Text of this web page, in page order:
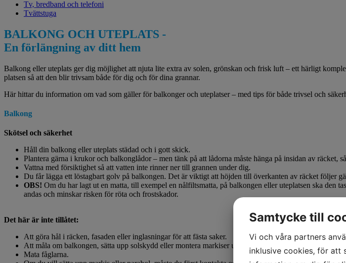
Tv, bredband och telefoni
Tvättstuga
BALKONG OCH UTEPLATS -
En förlängning av ditt hem
Balkong eller uteplats ger dig möjlighet att njuta lite extra av solen, grönskan och frisk luft – ett härligt
platsen så att den blir trivsam både för dig och för dina grannar.
Här hittar du information om vad som gäller för balkonger och uteplatser – med tips för både trivsel och
Balkong
Skötsel och säkerhet
Håll din balkong eller uteplats städad och i gott skick.
Plantera gärna i krukor och balkonglådor – men tänk på att lådorna måste hänga på insidan av räcket,
Vattna med försiktighet så att vatten inte rinner ner till grannen under dig.
Du får lägga ett löstagbart golv på balkongen. Det är viktigt att höjden till överkanten av räcket följer
OBS! Om du har lagt ut en matta, till exempel en nålfiltsmatta, på balkongen eller uteplatsen ska den
andas och minskar risken för röta och frostskador.
Det här är inte tillåtet:
Att göra hål i räcken, fasaden eller inglasningar för att fästa saker.
Att måla om balkongen, sätta upp solskydd eller montera markiser utan tillstånd.
Mata fåglarna.
Samtycke till
Vi och våra partners
inklusive cookies, för att